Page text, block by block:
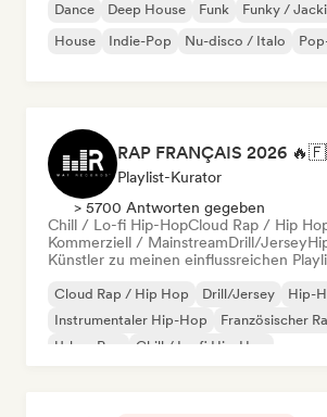
Dance Deep House Funk
Funky /
House
Indie-Pop Nu-disco / Italo
Playlist-Kurator
> 5700 Antworten gegeben
Chill / Lo-fi Hip-HopCloud Rap / Hip
Kommerziell / MainstreamDrill/Jersey
Künstler zu meinen einflussreichen
Cloud Rap / Hip Hop Drill/Jersey
Hip-
Instrumentaler Hip-Hop
Französischer
Urban Pop
Chill / Lo-fi Hip-Hop